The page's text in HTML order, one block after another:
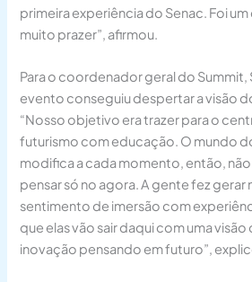
primeira experiência do Senac. Foi
muito prazer”, afirmou.
Para o coordenador geral do Summit,
evento conseguiu despertar a visão
“Nosso objetivo era trazer para o
futurismo com educação. O mundo
modifica a cada momento, então,
pensar só no agora. A gente fez gerar
sentimento de imersão com
que elas vão sair daqui com uma
inovação pensando em futuro”,